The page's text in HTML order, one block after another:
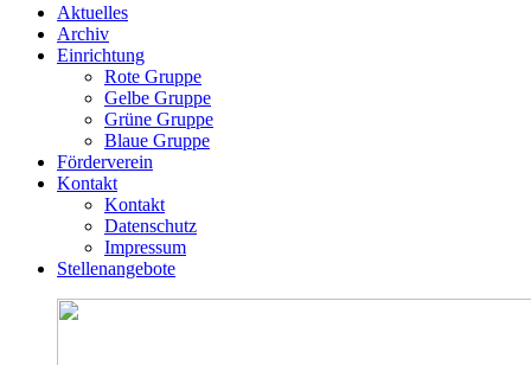
Aktuelles
Archiv
Einrichtung
Rote Gruppe
Gelbe Gruppe
Grüne Gruppe
Blaue Gruppe
Förderverein
Kontakt
Kontakt
Datenschutz
Impressum
Stellenangebote